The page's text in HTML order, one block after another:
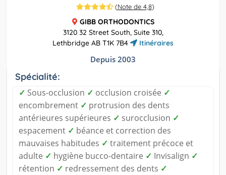
(Note de 4,8)
GIBB ORTHODONTICS
3120 32 Street South, Suite 310,
Lethbridge AB T1K 7B4
Itinéraires
Depuis 2003
Spécialité:
✓ Sous-occlusion ✓ occlusion croisée ✓
encombrement ✓ protrusion des dents
antérieures supérieures ✓ surocclusion ✓
espacement ✓ béance et correction des
mauvaises habitudes ✓ traitement précoce et
adulte ✓ hygiène bucco-dentaire ✓ Invisalign ✓
rétention ✓ redressement des dents ✓